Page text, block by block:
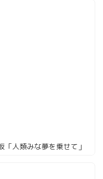
人類みな夢を乗せて」